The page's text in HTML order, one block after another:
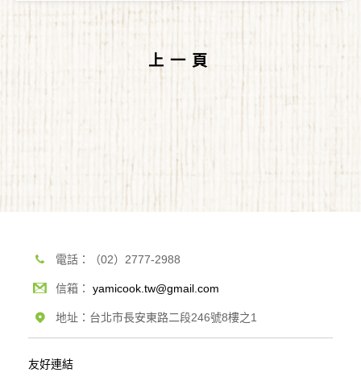
上一頁
電話：（02）2777-2988
信箱： yamicook.tw@gmail.com
地址：台北市長安東路二段246號8樓之1
友好連結